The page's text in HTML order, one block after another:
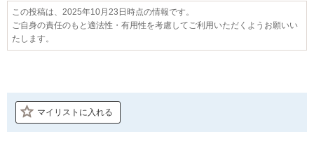
この投稿は、2025年10月23日時点の情報です。
ご自身の責任のもと適法性・有用性を考慮してご利用いただくようお願いい
たします。
マイリストに入れる